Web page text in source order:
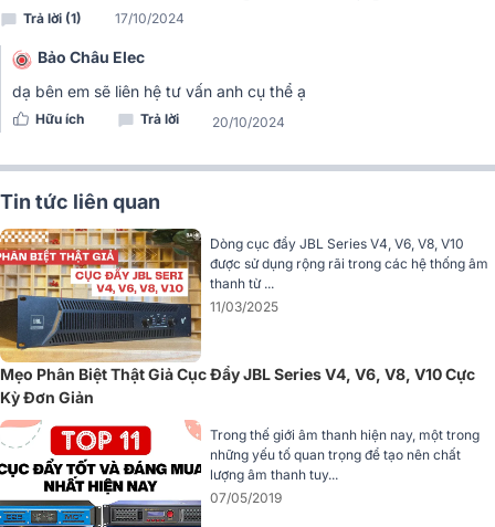
Thiết kế 2 kênh
Cục đẩy công suất JBL V4 là một trong những sản phẩm thuộc
dòng cục đẩy 2 kênh, với công suất mạnh mẽ 8Ω - 2 x 300W, 4Ω -
2 x 750W, 8Ω - 760W. Sản phẩm được trang bị quạt cảm ứng tản
dụng trong các buổi hát karaoke liên tục không bị gián đoạn và
mang lại chất lượng âm thanh tốt hơn.
Trả lời (1) 17/10/2024
Bảo Châu Elec
dạ bên em sẽ liên hệ tư vấn anh cụ thể ạ
Hữu ích Trả lời 20/10/2024
Tin tức liên quan
Dòng cục đẩy JBL Series V4, V6, V8, V10
được sử dụng rộng rãi trong các hệ thống âm
thanh từ ...
11/03/2025
Mẹo Phân Biệt Thật Giả Cục Đẩy JBL Series V4, V6, V8, V10 Cực
Kỳ Đơn Giản
Trong thế giới âm thanh hiện nay, một trong
những yếu tố quan trọng để tạo nên chất
lượng âm thanh tuy...
07/05/2019